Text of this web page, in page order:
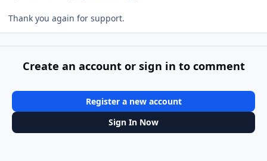
Thank you again for support.
Create an account or sign in to comment
Register a new account
Sign In Now